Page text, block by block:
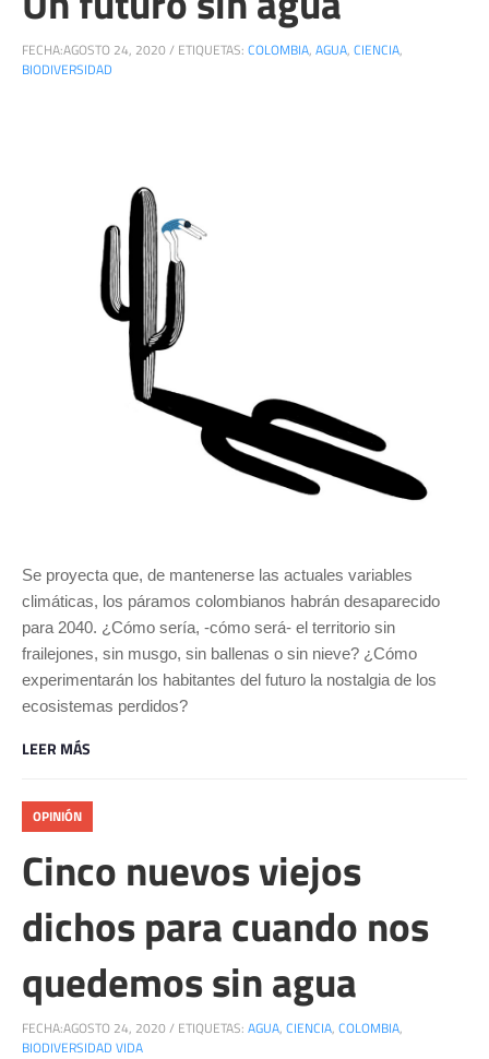
FECHA:AGOSTO 24, 2020 / ETIQUETAS: COLOMBIA, AGUA, CIENCIA,
BIODIVERSIDAD
Se proyecta que, de mantenerse las actuales variables
climáticas, los páramos colombianos habrán desaparecido
para 2040. ¿Cómo sería, -cómo será- el territorio sin
frailejones, sin musgo, sin ballenas o sin nieve? ¿Cómo
experimentarán los habitantes del futuro la nostalgia de los
ecosistemas perdidos?
LEER MÁS
OPINIÓN
Cinco nuevos viejos
dichos para cuando nos
quedemos sin agua
FECHA:AGOSTO 24, 2020 / ETIQUETAS: AGUA, CIENCIA, COLOMBIA,
BIODIVERSIDAD VIDA